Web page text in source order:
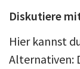
Diskutiere
Hier kannst
Alternativen: